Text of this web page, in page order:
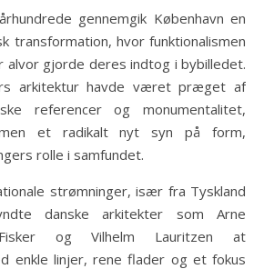
gennemgik København en
transformation, hvor funktionalismen
alvor gjorde deres indtog i bybilledet.
arkitektur havde været præget af
referencer og monumentalitet,
et radikalt nyt syn på form,
rolle i samfundet.
strømninger, især fra Tyskland
danske arkitekter som Arne
og Vilhelm Lauritzen at
enkle linjer, rene flader og et fokus